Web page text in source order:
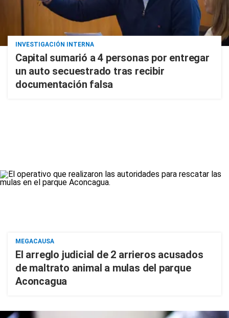
INVESTIGACIÓN INTERNA
Capital sumarió a 4 personas por entregar
un auto secuestrado tras recibir
documentación falsa
MEGACAUSA
El arreglo judicial de 2 arrieros acusados
de maltrato animal a mulas del parque
Aconcagua